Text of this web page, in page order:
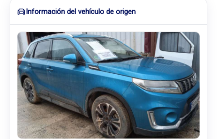
Información del vehículo de origen